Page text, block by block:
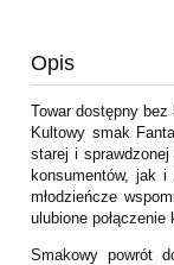
Opis
Towar dostępny bez
Kultowy smak
starej i
konsumentów, jak
młodzieńcze
ulubione połączenie
Smakowy powrót